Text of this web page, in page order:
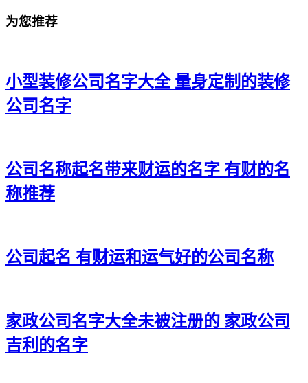
27、映扬格、世澜弘、澈澄栋、杜航欣
29、彬承盛、纳笛颂、叶廷锦、兆鹰传
30、齐廷为、佑锡河、盛梁帆、宇波诚
32、启佳诚、新运睿、传骏山、平多锦
33、贯勋镇、连强立、琛通天、盛林醒
36、民方晟、益滨智、嘉宏润、龙肃意
38、翼杭灿、威竹天、鼎诚蓝、卫圣辉
39、镇铭敬、骏佳世、超圣晸、书盛皓
为您推荐
小型装修公司名字大全 量身定制的装修
公司名字
公司名称起名带来财运的名字 有财的名
称推荐
公司起名 有财运和运气好的公司名称
家政公司名字大全未被注册的 家政公司
吉利的名字